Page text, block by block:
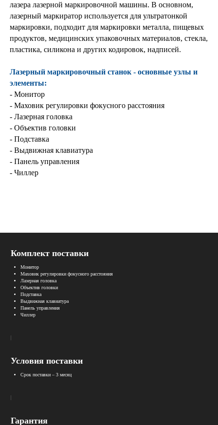
лазера лазерной маркировочной машины. В основном,
лазерный маркиратор используется для ультратонкой
маркировки, подходит для маркировки металла, пищевых
продуктов, медицинских упаковочных материалов, стекла,
пластика, силикона и других кодировок, надписей.
Лазерный маркировочный станок - основные узлы и
элементы:
- Монитор
- Маховик регулировки фокусного расстояния
- Лазерная головка
- Объектив головки
- Подставка
- Выдвижная клавиатура
- Панель управления
- Чиллер
Комплект поставки
Монитор
Маховик регулировки фокусного расстояния
Лазерная головка
Объектив головки
Подставка
Выдвижная клавиатура
Панель управления
Чиллер
Условия поставки
Срок поставки – 3 месяц
Гарантия